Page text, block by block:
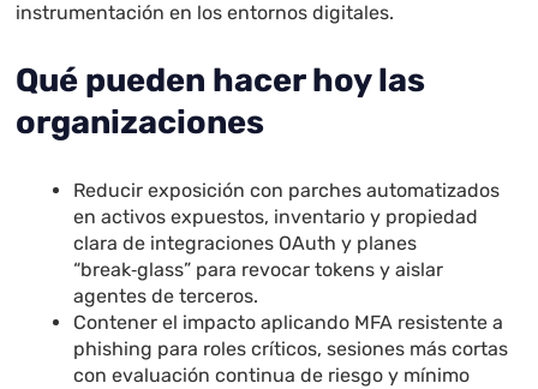
instrumentación en los entornos digitales.
Qué pueden hacer hoy las
organizaciones
Reducir exposición con parches automatizados
en activos expuestos, inventario y propiedad
clara de integraciones OAuth y planes
“break‑glass” para revocar tokens y aislar
agentes de terceros.
Contener el impacto aplicando MFA resistente a
phishing para roles críticos, sesiones más cortas
con evaluación continua de riesgo y mínimo